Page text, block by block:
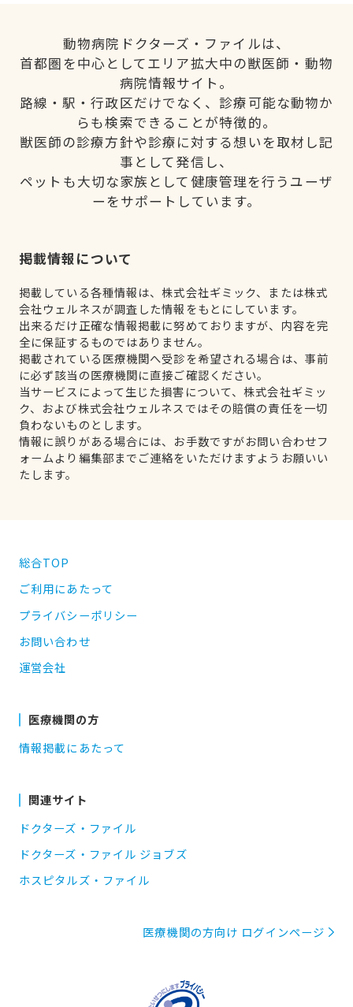
動物病院ドクターズ・ファイルは、
首都圏を中心としてエリア拡大中の獣医師・動物
病院情報サイト。
路線・駅・行政区だけでなく、診療可能な動物か
らも検索できることが特徴的。
獣医師の診療方針や診療に対する想いを取材し記
事として発信し、
ペットも大切な家族として健康管理を行うユーザ
ーをサポートしています。
掲載情報について
掲載している各種情報は、株式会社ギミック、または株式
会社ウェルネスが調査した情報をもとにしています。
出来るだけ正確な情報掲載に努めておりますが、内容を完
全に保証するものではありません。
掲載されている医療機関へ受診を希望される場合は、事前
に必ず該当の医療機関に直接ご確認ください。
当サービスによって生じた損害について、株式会社ギミッ
ク、および株式会社ウェルネスではその賠償の責任を一切
負わないものとします。
情報に誤りがある場合には、お手数ですがお問い合わせフ
ォームより編集部までご連絡をいただけますようお願いい
たします。
総合TOP
ご利用にあたって
プライバシーポリシー
お問い合わせ
運営会社
医療機関の方
情報掲載にあたって
関連サイト
ドクターズ・ファイル
ドクターズ・ファイル ジョブズ
ホスピタルズ・ファイル
医療機関の方向け ログインページ